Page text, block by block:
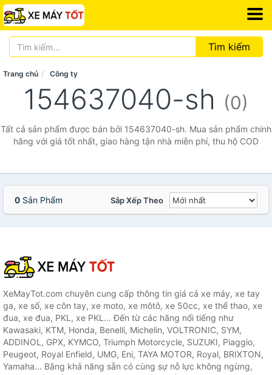
Tìm kiếm
Trang chủ Công ty
154637040-sh (0)
Tất cả sản phẩm được bán bởi 154637040-sh. Mua sản phẩm chính
hãng với giá tốt nhất, giao hàng tận nhà miễn phí, thu hộ COD
0 Sản Phẩm Sắp Xếp Theo
XeMayTot.com chuyên cung cấp thông tin giá cả xe máy, xe tay
ga, xe số, xe côn tay, xe moto, xe môtô, xe 50cc, xe thể thao, xe
đua, xe đua, PKL, xe PKL... Đến từ các hãng nổi tiếng như
Kawasaki, KTM, Honda, Benelli, Michelin, VOLTRONIC, SYM,
ADDINOL, GPX, KYMCO, Triumph Motorcycle, SUZUKI, Piaggio,
Peugeot, Royal Enfield, UMG, Eni, TAYA MOTOR, Royal, BRIXTON,
Yamaha... Bằng khả năng sẵn có cùng sự nỗ lực không ngừng,